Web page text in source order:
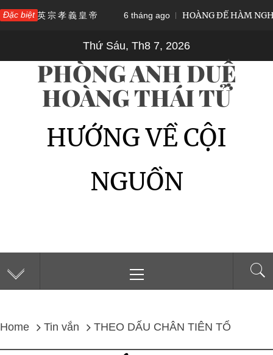
Skip
Đặc biệt
孝 義 皇 帝 6 tháng ago HOÀNG ĐẾ HÀM NGHI – VỊ
Thứ Sáu, Th8 7, 2026
PHÒNG ANH DUỆ
HOÀNG THÁI TỬ
HƯỚNG VỀ CỘI
NGUỒN
Menu
Home Tin vắn THEO DẤU CHÂN TIÊN TỔ